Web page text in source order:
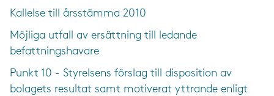
Kallelse till årsstämma 2010
Möjliga utfall av ersättning till ledande
befattningshavare
Punkt 10 - Styrelsens förslag till disposition av
bolagets resultat samt motiverat yttrande enligt